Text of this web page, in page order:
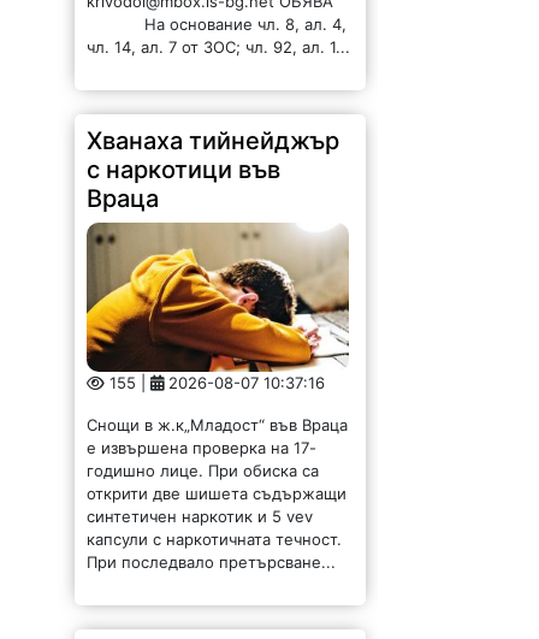
На основание чл. 8, ал. 4,
чл. 14, ал. 7 от ЗОС; чл. 92, ал. 1...
Хванаха тийнейджър
с наркотици във
Враца
155 | 2026-08-07 10:37:16
Снощи в ж.к„Младост“ във Враца
е извършена проверка на 17-
годишно лице. При обиска са
открити две шишета съдържащи
синтетичен наркотик и 5 vev
капсули с наркотичната течност.
При последвало претърсване...